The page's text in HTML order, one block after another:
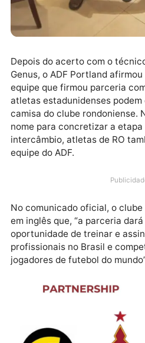
Depois do acerto com o
Genus, o ADF Portland
equipe que firmou parceria
nome para concretizar a
intercâmbio, atletas de RO
equipe do ADF.
No comunicado oficial, o
em inglês que, “a parceria
oportunidade de treinar e
profissionais no Brasil e